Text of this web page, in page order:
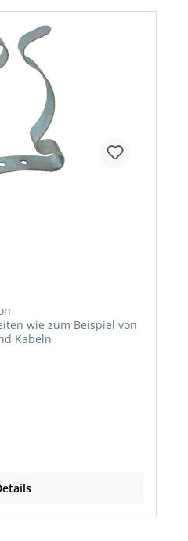
wie zum Beispiel von
und Kabeln